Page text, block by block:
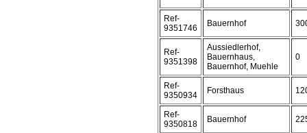
Ref-
9351746
Bauernhof
Ref-
9351398
Aussiedlerhof,
Bauernhaus,
Bauernhof, Muehle
0
Ref-
9350934
Forsthaus
Ref-
9350818
Bauernhof